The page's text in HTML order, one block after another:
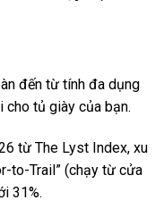
đến từ tính đa dụng
cho tủ giày của bạn.
từ The Lyst Index, xu
to-Trail” (chạy từ cửa
31%.